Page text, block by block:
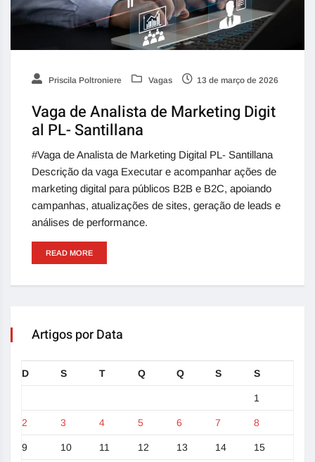
Priscila Poltroniere Vagas 13 de março de 2026
Vaga de Analista de Marketing Digit
al PL- Santillana
#Vaga de Analista de Marketing Digital PL- Santillana
Descrição da vaga Executar e acompanhar ações de
marketing digital para públicos B2B e B2C, apoiando
campanhas, atualizações de sites, geração de leads e
análises de performance.
READ MORE
Artigos por Data
D S T Q Q S S
1
2 3 4 5 6 7 8
9 10 11 12 13 14 15